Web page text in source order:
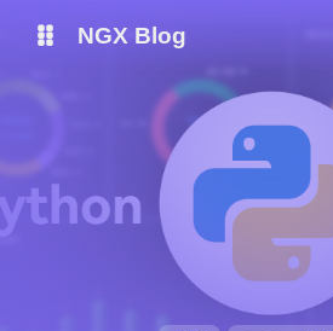
Qexo
备用链接 Code-Server
NGX Blog